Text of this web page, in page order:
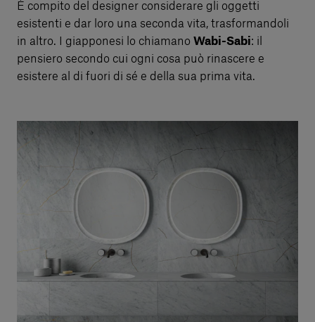
È compito del designer considerare gli oggetti
esistenti e dar loro una seconda vita, trasformandoli
in altro. I giapponesi lo chiamano Wabi-Sabi: il
pensiero secondo cui ogni cosa può rinascere e
esistere al di fuori di sé e della sua prima vita.